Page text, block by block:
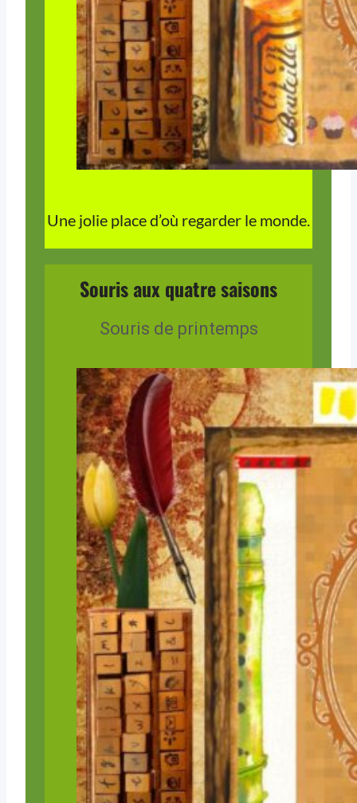
Une jolie place d’où regarder le monde.
Souris aux quatre saisons
Souris de printemps